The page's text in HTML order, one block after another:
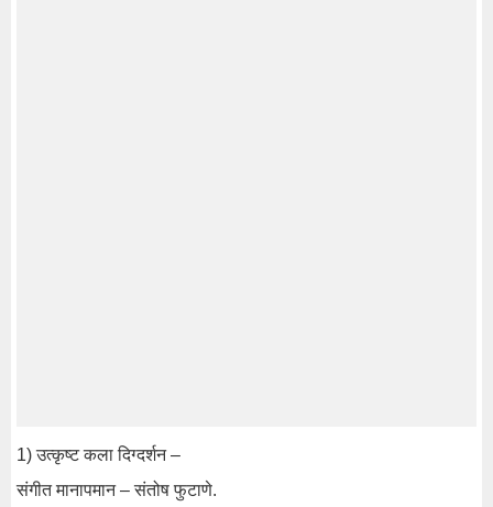
1) उत्कृष्ट कला दिग्दर्शन –
संगीत मानापमान – संतोष फुटाणे.